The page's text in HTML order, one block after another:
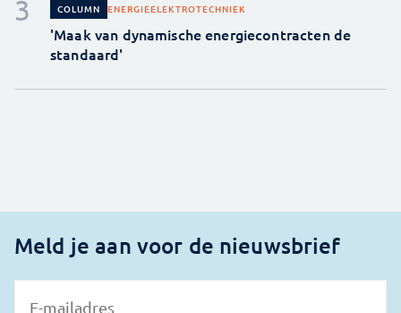
COLUMN ENERGIEELEKTROTECHNIEK
'Maak van dynamische energiecontracten de
standaard'
Meld je aan voor de nieuwsbrief